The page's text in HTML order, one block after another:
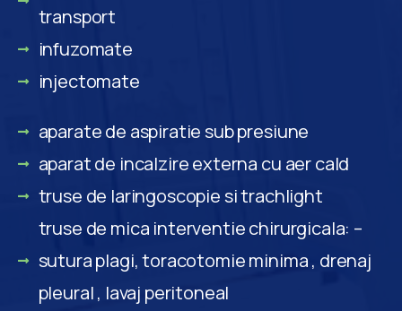
transport
infuzomate
injectomate
aparate de aspiratie sub presiune
aparat de incalzire externa cu aer cald
truse de laringoscopie si trachlight
truse de mica interventie chirurgicala: –
sutura plagi, toracotomie minima , drenaj
pleural , lavaj peritoneal